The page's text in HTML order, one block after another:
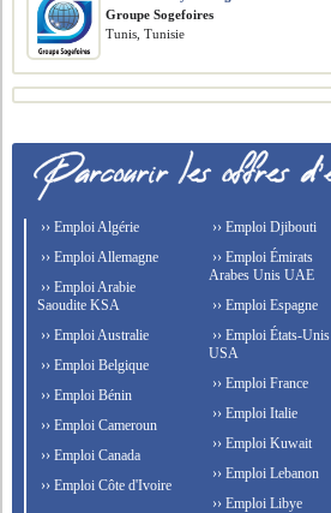
Groupe Sogefoires
Tunis, Tunisie
›› Emploi Algérie
›› Emploi Allemagne
›› Emploi Arabie
Saoudite KSA
›› Emploi Australie
›› Emploi Belgique
›› Emploi Bénin
›› Emploi Cameroun
›› Emploi Canada
›› Emploi Côte d'Ivoire
›› Emploi Djibouti
›› Emploi Émirats
Arabes Unis UAE
›› Emploi Espagne
›› Emploi États-Unis
USA
›› Emploi France
›› Emploi Italie
›› Emploi Kuwait
›› Emploi Lebanon
›› Emploi Libye